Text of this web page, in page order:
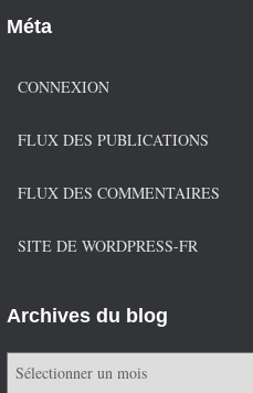
Méta
CONNEXION
FLUX DES PUBLICATIONS
FLUX DES COMMENTAIRES
SITE DE WORDPRESS-FR
Archives du blog